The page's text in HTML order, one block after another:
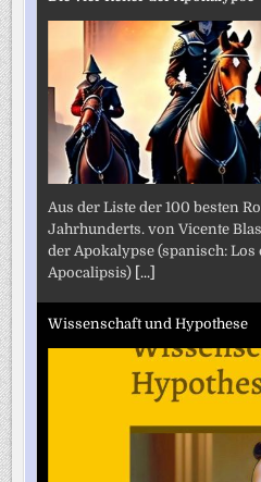
Aus der Liste der 100 besten
Jahrhunderts. von Vicente
der Apokalypse (spanisch: Los
Apocalipsis) [...]
Wissenschaft und Hypothese